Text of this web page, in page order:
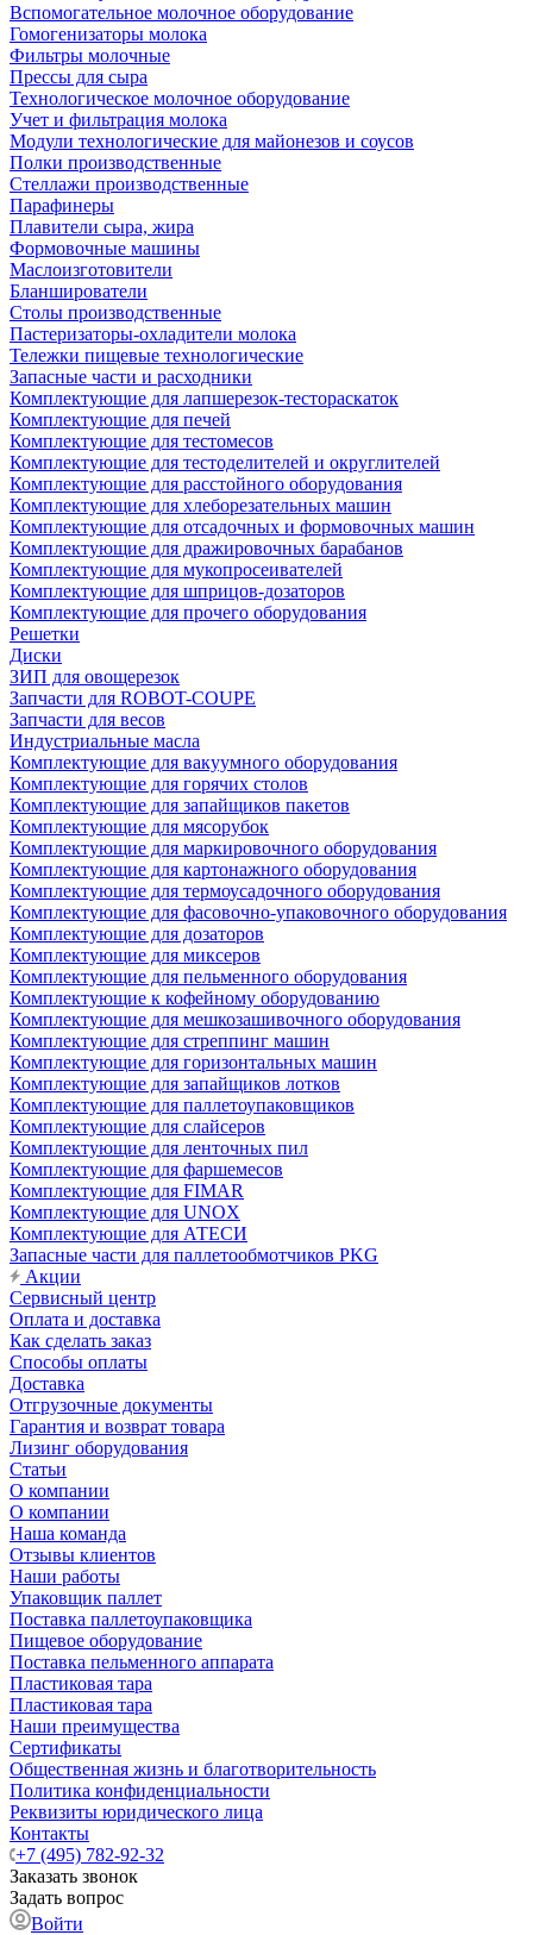
Вспомогательное молочное оборудование
Гомогенизаторы молока
Фильтры молочные
Прессы для сыра
Технологическое молочное оборудование
Учет и фильтрация молока
Модули технологические для майонезов и соусов
Полки производственные
Стеллажи производственные
Парафинеры
Плавители сыра, жира
Формовочные машины
Маслоизготовители
Бланширователи
Столы производственные
Пастеризаторы-охладители молока
Тележки пищевые технологические
Запасные части и расходники
Комплектующие для лапшерезок-тестораскаток
Комплектующие для печей
Комплектующие для тестомесов
Комплектующие для тестоделителей и округлителей
Комплектующие для расстойного оборудования
Комплектующие для хлеборезательных машин
Комплектующие для отсадочных и формовочных машин
Комплектующие для дражировочных барабанов
Комплектующие для мукопросеивателей
Комплектующие для шприцов-дозаторов
Комплектующие для прочего оборудования
Решетки
Диски
ЗИП для овощерезок
Запчасти для ROBOT-COUPE
Запчасти для весов
Индустриальные масла
Комплектующие для вакуумного оборудования
Комплектующие для горячих столов
Комплектующие для запайщиков пакетов
Комплектующие для мясорубок
Комплектующие для маркировочного оборудования
Комплектующие для картонажного оборудования
Комплектующие для термоусадочного оборудования
Комплектующие для фасовочно-упаковочного оборудования
Комплектующие для дозаторов
Комплектующие для миксеров
Комплектующие для пельменного оборудования
Комплектующие к кофейному оборудованию
Комплектующие для мешкозашивочного оборудования
Комплектующие для стреппинг машин
Комплектующие для горизонтальных машин
Комплектующие для запайщиков лотков
Комплектующие для паллетоупаковщиков
Комплектующие для слайсеров
Комплектующие для ленточных пил
Комплектующие для фаршемесов
Комплектующие для FIMAR
Комплектующие для UNOX
Комплектующие для АТЕСИ
Запасные части для паллетообмотчиков PKG
Акции
Сервисный центр
Оплата и доставка
Как сделать заказ
Способы оплаты
Доставка
Отгрузочные документы
Гарантия и возврат товара
Лизинг оборудования
Статьи
О компании
О компании
Наша команда
Отзывы клиентов
Наши работы
Упаковщик паллет
Поставка паллетоупаковщика
Пищевое оборудование
Поставка пельменного аппарата
Пластиковая тара
Пластиковая тара
Наши преимущества
Сертификаты
Общественная жизнь и благотворительность
Политика конфиденциальности
Реквизиты юридического лица
Контакты
+7 (495) 782-92-32
Заказать звонок
Задать вопрос
Войти